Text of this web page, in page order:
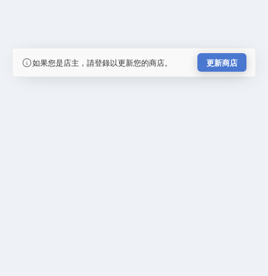
如果您是店主，請登錄以更新您的商店。 更新商店